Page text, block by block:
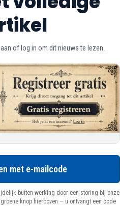
of log in om dit nieuws te lezen.
met e-mailcode
buiten werking door een storing bij onze
knop hierboven — u ontvangt een code